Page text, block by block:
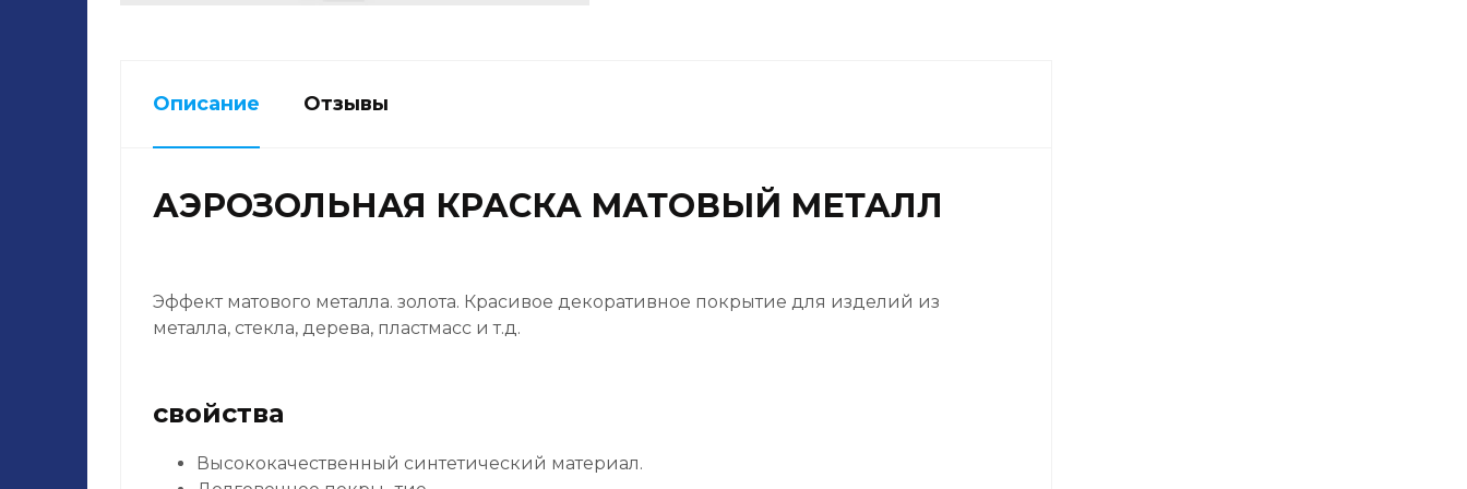
Описание Отзывы
АЭРОЗОЛЬНАЯ КРАСКА МАТОВЫЙ МЕТАЛЛ
Эффект матового металла. золота. Красивое декоративное покрытие для изделий из
металла, стекла, дерева, пластмасс и т.д.
свойства
Высококачественный синтетический материал.